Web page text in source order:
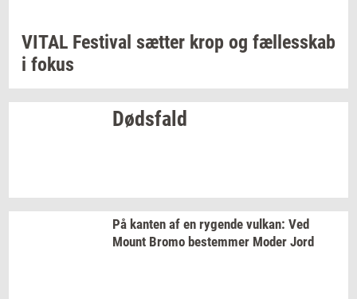
VITAL Festi­val sæt­ter krop og fæl­les­skab
i fokus
Døds­fald
På kan­ten af en ry­gen­de vulkan: Ved
Mount Bromo be­stem­mer Moder Jord